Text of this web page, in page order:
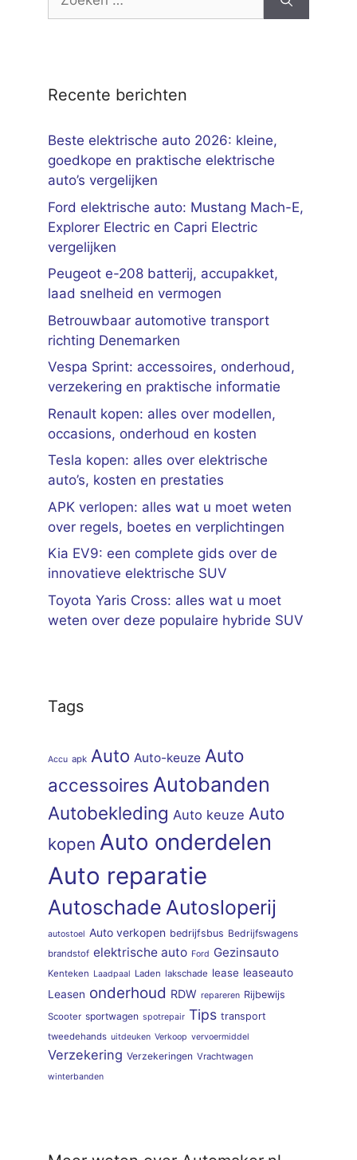
Recente berichten
Beste elektrische auto 2026: kleine,
goedkope en praktische elektrische
auto’s vergelijken
Ford elektrische auto: Mustang Mach-E,
Explorer Electric en Capri Electric
vergelijken
Peugeot e-208 batterij, accupakket,
laad snelheid en vermogen
Betrouwbaar automotive transport
richting Denemarken
Vespa Sprint: accessoires, onderhoud,
verzekering en praktische informatie
Renault kopen: alles over modellen,
occasions, onderhoud en kosten
Tesla kopen: alles over elektrische
auto’s, kosten en prestaties
APK verlopen: alles wat u moet weten
over regels, boetes en verplichtingen
Kia EV9: een complete gids over de
innovatieve elektrische SUV
Toyota Yaris Cross: alles wat u moet
weten over deze populaire hybride SUV
Tags
Accu apk Auto Auto-keuze Auto
accessoires Autobanden
Autobekleding Auto keuze Auto
kopen Auto onderdelen
Auto reparatie
Autoschade Autosloperij
autostoel Auto verkopen bedrijfsbus Bedrijfswagens
brandstof elektrische auto Ford Gezinsauto
Kenteken Laadpaal Laden lakschade lease leaseauto
Leasen onderhoud RDW repareren Rijbewijs
Scooter sportwagen spotrepair Tips transport
tweedehands uitdeuken Verkoop vervoermiddel
Verzekering Verzekeringen Vrachtwagen
winterbanden